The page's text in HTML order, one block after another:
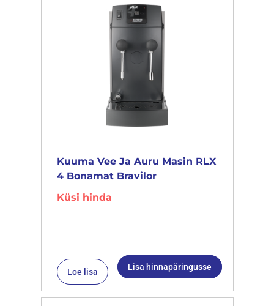
Kuuma Vee Ja Auru Masin RLX
4 Bonamat Bravilor
Küsi hinda
Loe lisa Lisa hinnapäringusse